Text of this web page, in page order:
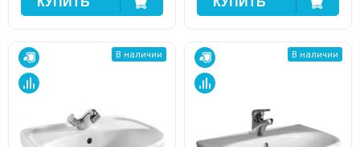
В наличии В наличии